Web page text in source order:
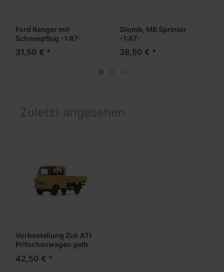
Ford Ranger mit
Schneepflug -1:87-
31,50 € *
Glomb, MB Sprinter
-1:87-
38,50 € *
Zuletzt angesehen
Vorbestellung Zuk A11
Pritschenwagen gelb
***Messe NH 2026***
42,50 € *